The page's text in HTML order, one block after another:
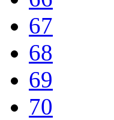
67
68
69
70